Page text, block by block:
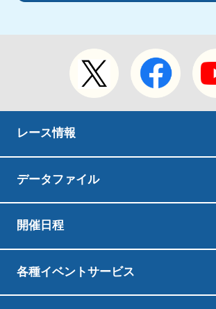
レース情報
データファイル
開催日程
各種イベントサービス